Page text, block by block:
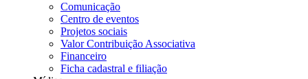
Comunicação
Centro de eventos
Projetos sociais
Valor Contribuição Associativa
Financeiro
Ficha cadastral e filiação